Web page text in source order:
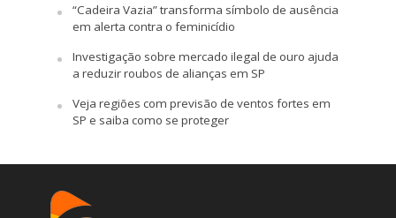
“Cadeira Vazia” transforma símbolo de ausência
em alerta contra o feminicídio
Investigação sobre mercado ilegal de ouro ajuda
a reduzir roubos de alianças em SP
Veja regiões com previsão de ventos fortes em
SP e saiba como se proteger